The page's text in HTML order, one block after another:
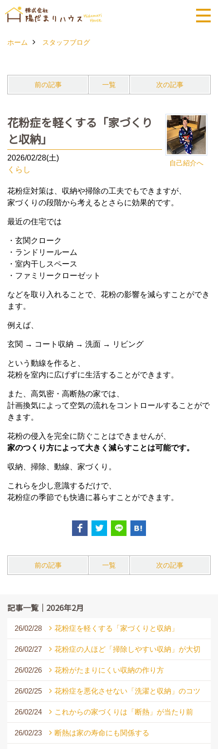
ホーム スタッフブログ
前の記事 一覧 次の記事
自己紹介へ
花粉症を軽くする「家づくり
と収納」
2026/02/28(土)
くらし
花粉症対策は、収納や掃除の工夫でもできますが、
家づくりの段階から考えるとさらに効果的です。
最近の住宅では
・玄関クローク
・ランドリールーム
・室内干しスペース
・ファミリークローゼット
などを取り入れることで、花粉の影響を減らすことができ
ます。
例えば、
玄関 → コート収納 → 洗面 → リビング
という動線を作ると、
花粉を室内に広げずに生活することができます。
また、高気密・高断熱の家では、
計画換気によって空気の流れをコントロールすることがで
きます。
花粉の侵入を完全に防ぐことはできませんが、
家のつくり方によって大きく減らすことは可能です。
収納、掃除、動線、家づくり。
これらを少し意識するだけで、
花粉症の季節でも快適に暮らすことができます。
前の記事 一覧 次の記事
記事一覧｜2026年2月
26/02/28 花粉症を軽くする「家づくりと収納」
26/02/27 花粉症の人ほど「掃除しやすい収納」が大切
26/02/26 花粉がたまりにくい収納の作り方
26/02/25 花粉症を悪化させない「洗濯と収納」のコツ
26/02/24 これからの家づくりは「断熱」が当たり前
26/02/23 断熱は家の寿命にも関係する